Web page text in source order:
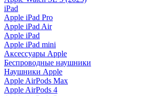
iPad
Apple iPad Pro
Apple iPad Air
Apple iPad
Apple iPad mini
Аксессуары Apple
Беспроводные наушники
Наушники Apple
Apple AirPods Max
Apple AirPods 4